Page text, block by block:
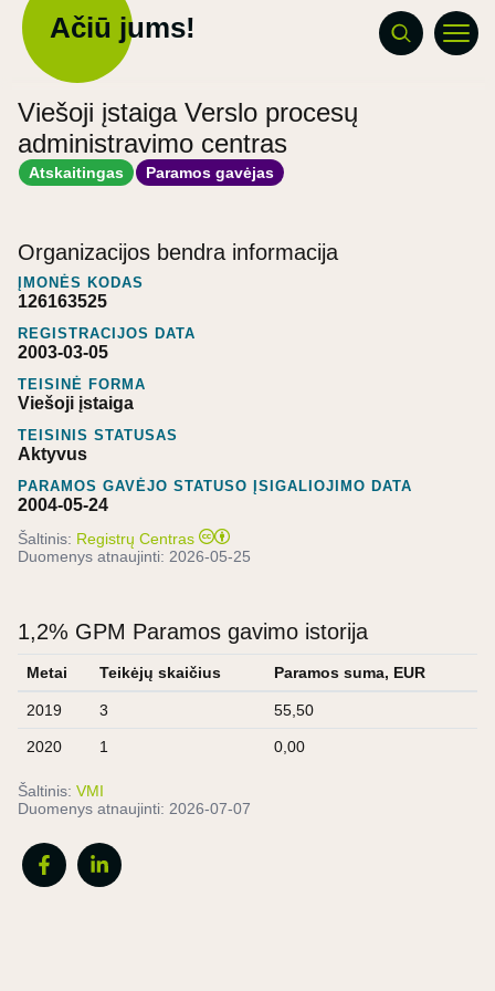
Ačiū jums!
Viešoji įstaiga Verslo procesų
administravimo centras
Atskaitingas Paramos gavėjas
Organizacijos bendra informacija
ĮMONĖS KODAS
126163525
REGISTRACIJOS DATA
2003-03-05
TEISINĖ FORMA
Viešoji įstaiga
TEISINIS STATUSAS
Aktyvus
PARAMOS GAVĖJO STATUSO ĮSIGALIOJIMO DATA
2004-05-24
Šaltinis: Registrų Centras
Duomenys atnaujinti: 2026-05-25
1,2% GPM Paramos gavimo istorija
Metai Teikėjų skaičius Paramos suma, EUR
2019 3 55,50
2020 1 0,00
Šaltinis: VMI
Duomenys atnaujinti: 2026-07-07